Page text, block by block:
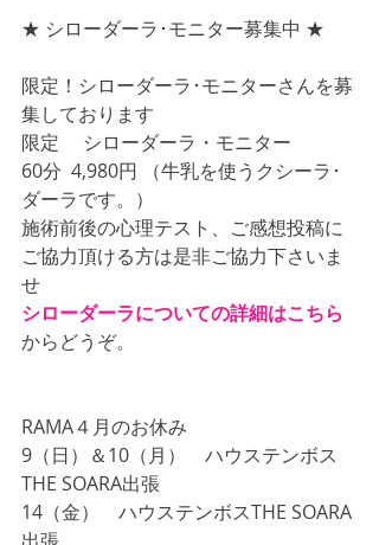
★ シローダーラ･モニター募集中 ★
限定！シローダーラ･モニターさんを募
集しております
限定 　シローダーラ・モニター
60分  4,980円 （牛乳を使うクシーラ･
ダーラです。）
施術前後の心理テスト、ご感想投稿に
ご協力頂ける方は是非ご協力下さいま
せ
シローダーラについての詳細はこちら
からどうぞ。
RAMA４月のお休み
9（日）＆10（月）　ハウステンボス
THE SOARA出張
14（金）　ハウステンボスTHE SOARA